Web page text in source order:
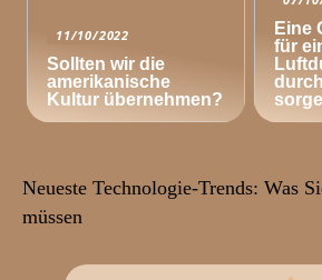
11/10/2022
Sollten wir die
amerikanische
Kultur übernehmen?
Eine
für
Neueste Technologie-Trends: Was
müssen